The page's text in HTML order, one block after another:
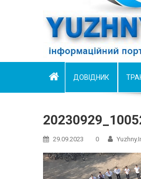
ДОВІДНИК
29.09.2023 0
Відеопрогравач